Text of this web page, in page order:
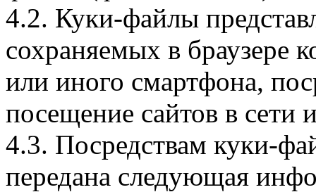
4.2. Куки-файлы
сохраняемых в браузере
или иного смартфона,
посещение сайтов в сети
4.3. Посредствам куки-
передана следующая